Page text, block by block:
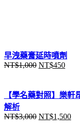
早洩藥膏延時噴劑
NT$1,000 原
價
NT$1,000。
NT$450目
價
【學名藥對照】樂軒
解析
NT$3,000 原
NT$1,500目